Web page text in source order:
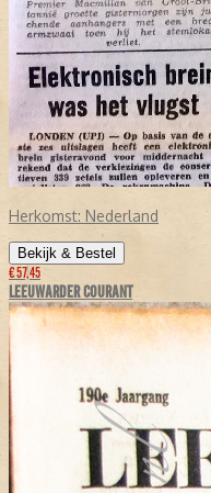
Herkomst: Nederland
Bekijk & Bestel
€ 57,45
LEEUWARDER COURANT